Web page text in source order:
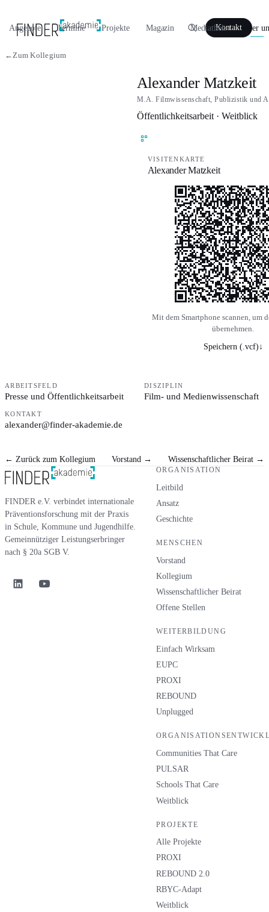
Angebote Termine Projekte Magazin Mediathek Über
Kontakt
←Zum Kollegium
Alexander Matzkeit
M.A. Filmwissenschaft, Publizistik und
Öffentlichkeitsarbeit · Weitblick
VISITENKARTE
Alexander Matzkeit
Mit dem Smartphone scannen, um
übernehmen.
Speichern (.vcf)↓
ARBEITSFELD
Presse und Öffentlichkeitsarbeit
DISZIPLIN
Film- und Medienwissenschaft
KONTAKT
alexander@finder-akademie.de
← Zurück zum Kollegium Vorstand → Wissenschaftlicher Beirat →
FINDER e.V. verbindet internationale
Präventionsforschung mit der Praxis
in Schule, Kommune und Jugendhilfe.
Gemeinnütziger Leistungserbringer
nach § 20a SGB V.
ORGANISATION
Leitbild
Ansatz
Geschichte
MENSCHEN
Vorstand
Kollegium
Wissenschaftlicher Beirat
Offene Stellen
WEITERBILDUNG
Einfach Wirksam
EUPC
PROXI
REBOUND
Unplugged
Communities That Care
PULSAR
Schools That Care
Weitblick
PROJEKTE
Alle Projekte
PROXI
REBOUND 2.0
RBYC-Adapt
Weitblick